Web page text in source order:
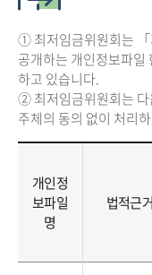
① 최저임금위원회는 「
공개하는 개인정보파일
하고 있습니다.
② 최저임금위원회는 다
주체의 동의 없이 처리
개인정
보파일
명
법적근거